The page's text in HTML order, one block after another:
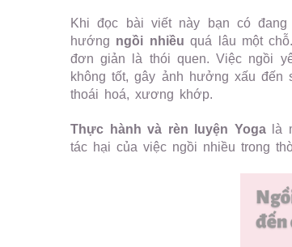
Khi đọc bài viết này bạn có
hướng ngồi nhiều quá lâu một
đơn giản là thói quen. Việc ngồi
không tốt, gây ảnh hưởng xấu đến
thoái hoá, xương khớp.
Thực hành và rèn luyện Yogalà
tác hại của việc ngồi nhiều trong